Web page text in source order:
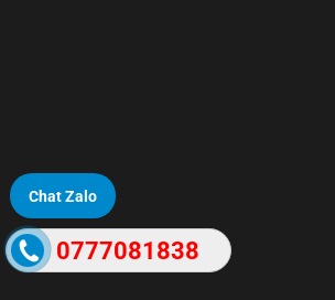
Chat Zalo
0777081838